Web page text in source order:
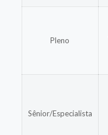
Pleno
Sênior/Especialista